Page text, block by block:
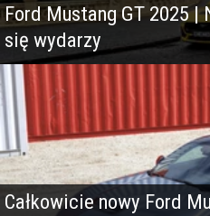
Ford Mustang GT 2025 |
się wydarzy
Całkowicie nowy Ford